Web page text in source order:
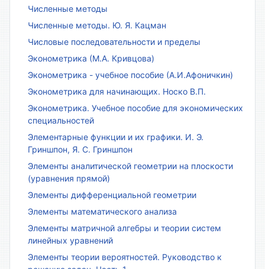
Численные методы
Численные методы. Ю. Я. Кацман
Числовые последовательности и пределы
Эконометрика (М.А. Кривцова)
Эконометрика - учебное пособие (А.И.Афоничкин)
Эконометрика для начинающих. Носко В.П.
Эконометрика. Учебное пособие для экономических
специальностей
Элементарные функции и их графики. И. Э.
Гриншпон, Я. С. Гриншпон
Элементы аналитической геометрии на плоскости
(уравнения прямой)
Элементы дифференциальной геометрии
Элементы математического анализа
Элементы матричной алгебры и теории систем
линейных уравнений
Элементы теории вероятностей. Руководство к